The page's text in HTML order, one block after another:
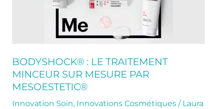
BODYSHOCK® : LE TRAITEMENT
MINCEUR SUR MESURE PAR
MESOESTETIC®
Innovation Soin, Innovations Cosmétiques/ Laura